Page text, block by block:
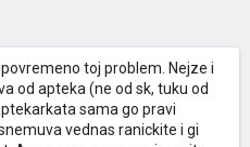
toj problem. Nejze i
od apteka (ne od sk, tuku od
sama go pravi
vednas ranickite i gi